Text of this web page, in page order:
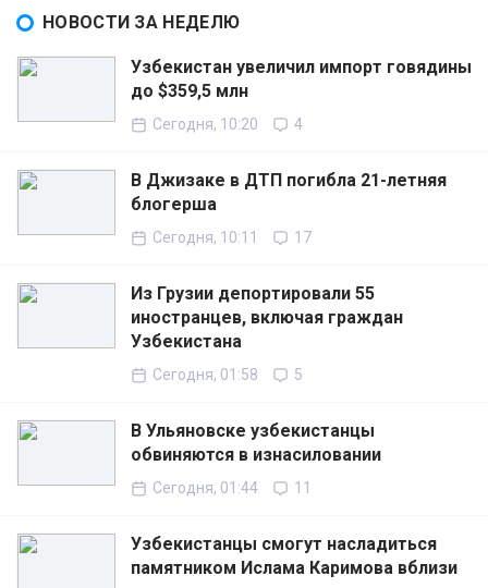
НОВОСТИ ЗА НЕДЕЛЮ
Узбекистан увеличил импорт говядины
до $359,5 млн
Сегодня, 10:20 4
В Джизаке в ДТП погибла 21-летняя
блогерша
Сегодня, 10:11 17
Из Грузии депортировали 55
иностранцев, включая граждан
Узбекистана
Сегодня, 01:58 5
В Ульяновске узбекистанцы
обвиняются в изнасиловании
Сегодня, 01:44 11
Узбекистанцы смогут насладиться
памятником Ислама Каримова вблизи